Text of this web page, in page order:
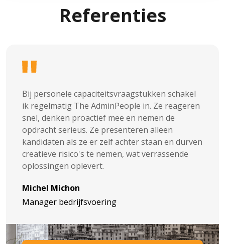
Referenties
Bij personele capaciteitsvraagstukken schakel
ik regelmatig The AdminPeople in. Ze reageren
snel, denken proactief mee en nemen de
opdracht serieus. Ze presenteren alleen
kandidaten als ze er zelf achter staan en durven
creatieve risico's te nemen, wat verrassende
oplossingen oplevert.
Michel Michon
Manager bedrijfsvoering